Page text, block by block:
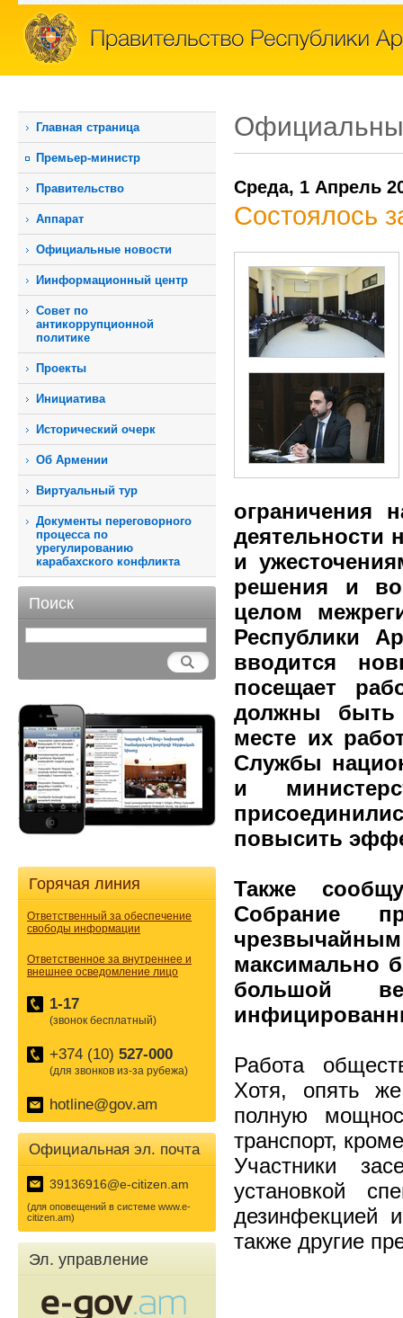
Главная страница
Премьер-министр
Правительство
Аппарат
Официальные новости
Иинформационный центр
Совет по
антикоррупционной
политике
Проекты
Инициатива
Исторический очерк
Об Армении
Виртуальный тур
Документы переговорного
процесса по
урегулированию
карабахского конфликта
Поиск
Горячая линия
Ответственный за обеспечение
свободы информации
Ответственное за внутреннее и
внешнее осведомление лицо
1-17
(звонок бесплатный)
+374 (10) 527-000
(для звонков из-за рубежа)
hotline@gov.am
Официальная эл. почта
39136916@e-citizen.am
(для оповещений в системе www.e-
citizen.am)
Эл. управление
Среда, 1 Апрель
Состоялось
ограничения
деятельности
и
решения и
целом
Республики
вводится
посещает
должны быть
месте их
Службы
и
повысить
Также
Собрание
максимально
большой
Работа
Хотя, опять
полную
транспорт,
Участники
установкой
дезинфекцией
также другие